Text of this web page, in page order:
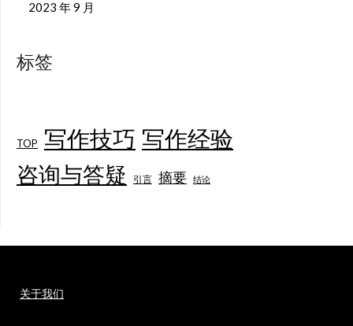
2023 年 9 月
标签
TOP 写作技巧 写作经验
咨询与答疑 引言 摘要 结论
关于我们